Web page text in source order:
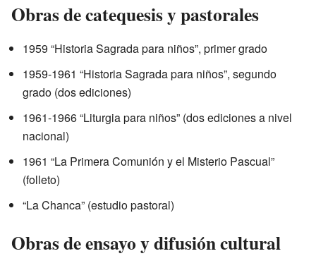
Obras de catequesis y pastorales
1959 “Historia Sagrada para niños”, primer grado
1959-1961 “Historia Sagrada para niños”, segundo
grado (dos ediciones)
1961-1966 “Liturgia para niños” (dos ediciones a nivel
nacional)
1961 “La Primera Comunión y el Misterio Pascual”
(folleto)
“La Chanca” (estudio pastoral)
Obras de ensayo y difusión cultural